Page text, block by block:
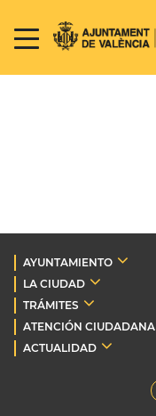
AYUNTAMIENTO
LA CIUDAD
TRÁMITES
ATENCIÓN CIUDADANA
ACTUALIDAD